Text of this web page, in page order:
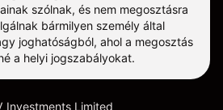
szólnak, és nem megosztásra
bármilyen személy által
joghatóságból, ahol a megosztás
a helyi jogszabályokat.
Investments Limited